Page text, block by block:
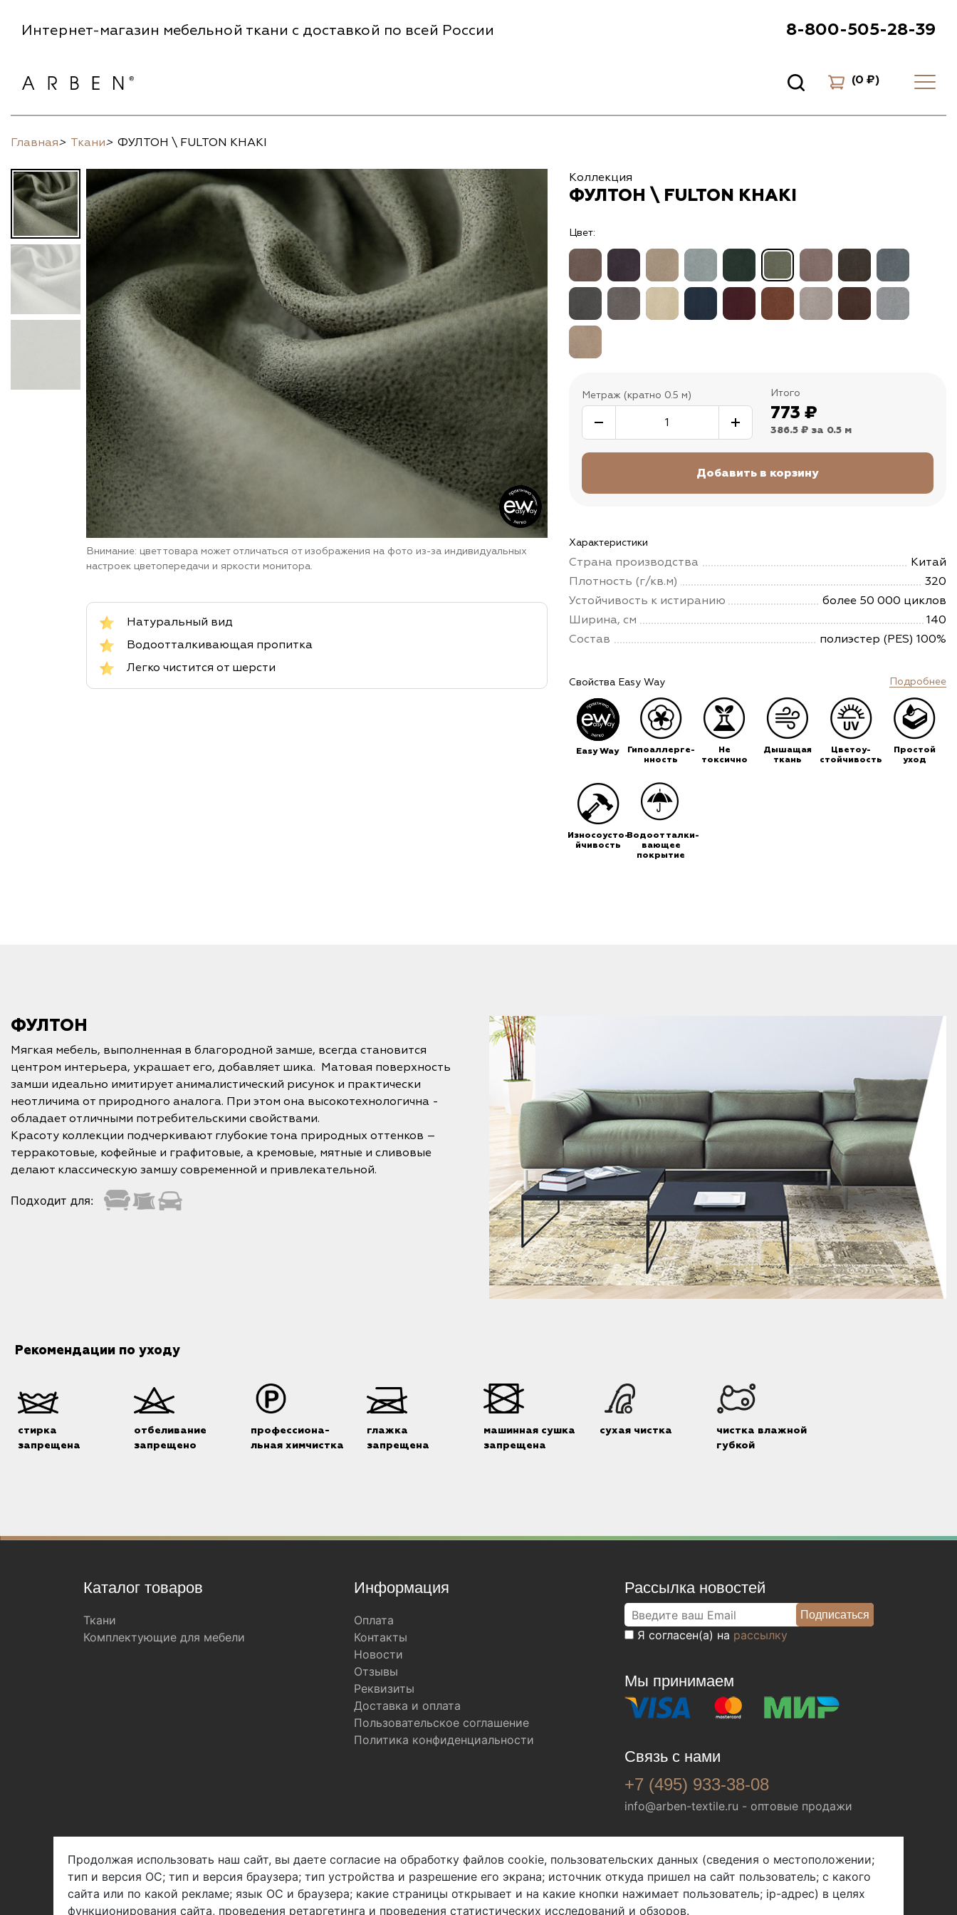
Интернет-магазин мебельной ткани с доставкой по всей России 8-800-505-28-39
(0 ₽)
Главная> Ткани> ФУЛТОН \ FULTON KHAKI
Внимание: цвет товара может отличаться от изображения на фото из-за индивидуальных
настроек цветопередачи и яркости монитора.
Натуральный вид
Водоотталкивающая пропитка
Легко чистится от шерсти
Коллекция
ФУЛТОН \ FULTON KHAKI
Цвет:
Метраж (кратно 0.5 м) Итого
773 ₽
386.5 ₽ за 0.5 м
Характеристики
Страна производства
Китай
Плотность (г/кв.м)
320
Устойчивость к истиранию
более 50 000 циклов
Ширина, см
140
Состав
полиэстер (PES) 100%
Свойства Easy Way Подробнее
Easy Way
Гипоаллерге-
нность
Не
токсично
Дышащая
ткань
Цветоу-
стойчивость
Простой
уход
Износоусто-
йчивость
Водоотталки-
вающее
покрытие
ФУЛТОН
Мягкая мебель, выполненная в благородной замше, всегда становится
центром интерьера, украшает его, добавляет шика. Матовая поверхность
замши идеально имитирует анималистический рисунок и практически
неотличима от природного аналога. При этом она высокотехнологична -
обладает отличными потребительскими свойствами.
Красоту коллекции подчеркивают глубокие тона природных оттенков –
терракотовые, кофейные и графитовые, а кремовые, мятные и сливовые
делают классическую замшу современной и привлекательной.
Подходит для:
Рекомендации по уходу
стирка
запрещена
отбеливание
запрещено
профессиона-
льная химчистка
глажка
запрещена
машинная сушка
запрещена
сухая чистка
чистка влажной
губкой
Каталог товаров
Ткани
Комплектующие для мебели
Информация
Оплата
Контакты
Новости
Отзывы
Реквизиты
Доставка и оплата
Пользовательское соглашение
Политика конфиденциальности
Рассылка новостей
Я согласен(а) на рассылку
Мы принимаем
Связь с нами
+7 (495) 933-38-08
info@arben-textile.ru - оптовые продажи
Арбен текстиль г. Щелково, пер.
1-й Советский д.25, владение 2.
Мы в соц. сетях
Продолжая использовать наш сайт, вы даете согласие на обработку файлов cookie, пользовательских данных (сведения о местоположении;
тип и версия ОС; тип и версия браузера; тип устройства и разрешение его экрана; источник откуда пришел на сайт пользователь; с какого
сайта или по какой рекламе; язык ОС и браузера; какие страницы открывает и на какие кнопки нажимает пользователь; ip-адрес) в целях
функционирования сайта, проведения ретаргетинга и проведения статистических исследований и обзоров.